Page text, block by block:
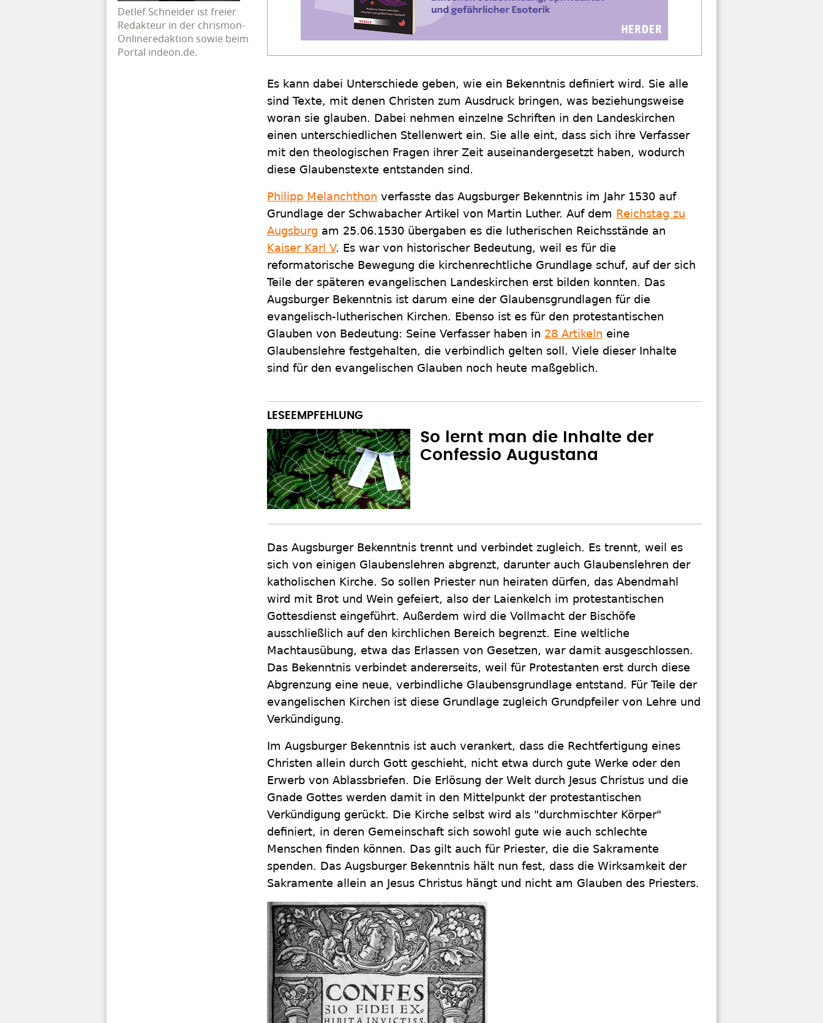
Detlef Schneider ist freier
Redakteur in der chrismon-
Onlineredaktion sowie beim
Portal indeon.de.
Es kann dabei Unterschiede geben, wie ein Bekenntnis definiert wird. Sie alle
sind Texte, mit denen Christen zum Ausdruck bringen, was beziehungsweise
woran sie glauben. Dabei nehmen einzelne Schriften in den Landeskirchen
einen unterschiedlichen Stellenwert ein. Sie alle eint, dass sich ihre Verfasser
mit den theologischen Fragen ihrer Zeit auseinandergesetzt haben, wodurch
diese Glaubenstexte entstanden sind.
Philipp Melanchthon verfasste das Augsburger Bekenntnis im Jahr 1530 auf
Grundlage der Schwabacher Artikel von Martin Luther. Auf dem Reichstag zu
Augsburg am 25.06.1530 übergaben es die lutherischen Reichsstände an
Kaiser Karl V. Es war von historischer Bedeutung, weil es für die
reformatorische Bewegung die kirchenrechtliche Grundlage schuf, auf der sich
Teile der späteren evangelischen Landeskirchen erst bilden konnten. Das
Augsburger Bekenntnis ist darum eine der Glaubensgrundlagen für die
evangelisch-lutherischen Kirchen. Ebenso ist es für den protestantischen
Glauben von Bedeutung: Seine Verfasser haben in 28 Artikeln eine
Glaubenslehre festgehalten, die verbindlich gelten soll. Viele dieser Inhalte
sind für den evangelischen Glauben noch heute maßgeblich.
So lernt man die Inhalte der
Confessio Augustana
Das Augsburger Bekenntnis trennt und verbindet zugleich. Es trennt, weil es
sich von einigen Glaubenslehren abgrenzt, darunter auch Glaubenslehren der
katholischen Kirche. So sollen Priester nun heiraten dürfen, das Abendmahl
wird mit Brot und Wein gefeiert, also der Laienkelch im protestantischen
Gottesdienst eingeführt. Außerdem wird die Vollmacht der Bischöfe
ausschließlich auf den kirchlichen Bereich begrenzt. Eine weltliche
Machtausübung, etwa das Erlassen von Gesetzen, war damit ausgeschlossen.
Das Bekenntnis verbindet andererseits, weil für Protestanten erst durch diese
Abgrenzung eine neue, verbindliche Glaubensgrundlage entstand. Für Teile der
evangelischen Kirchen ist diese Grundlage zugleich Grundpfeiler von Lehre und
Verkündigung.
Im Augsburger Bekenntnis ist auch verankert, dass die Rechtfertigung eines
Christen allein durch Gott geschieht, nicht etwa durch gute Werke oder den
Erwerb von Ablassbriefen. Die Erlösung der Welt durch Jesus Christus und die
Gnade Gottes werden damit in den Mittelpunkt der protestantischen
Verkündigung gerückt. Die Kirche selbst wird als "durchmischter Körper"
definiert, in deren Gemeinschaft sich sowohl gute wie auch schlechte
Menschen finden können. Das gilt auch für Priester, die die Sakramente
spenden. Das Augsburger Bekenntnis hält nun fest, dass die Wirksamkeit der
Sakramente allein an Jesus Christus hängt und nicht am Glauben des Priesters.